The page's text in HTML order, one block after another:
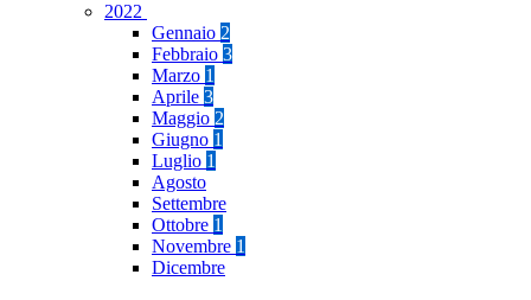
2022
Gennaio 2
Febbraio 3
Marzo 1
Aprile 3
Maggio 2
Giugno 1
Luglio 1
Agosto
Settembre
Ottobre 1
Novembre 1
Dicembre